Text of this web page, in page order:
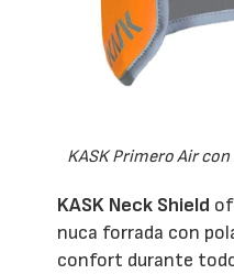
KASK Primero Air
KASK Neck Shield
nuca forrada con
confort durante